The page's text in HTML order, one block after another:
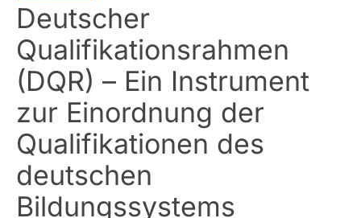
Deutscher
Qualifikationsrahmen
(DQR) – Ein Instrument
zur Einordnung der
Qualifikationen des
deutschen
Bildungssystems